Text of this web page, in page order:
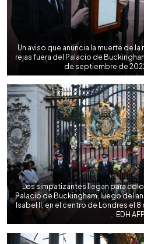
Un aviso que anuncia la muerte de
rejas fuera del Palacio de
de septiembre de
Los simpatizantes llegan para
Palacio de Buckingham, luego del
Isabel II, en el centro de Londres el
EDH AFP